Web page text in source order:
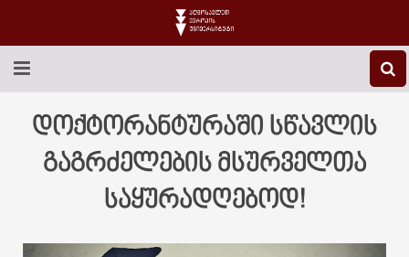
EEU-Ს ᲨᲔᲡᲐᲮᲔᲑ
ᲒᲐᲜᲐᲗᲚᲔᲑᲐ
დოქტორანტურაში სწავლის
გაგრძელების მსურველთა
საყურადღებოდ!